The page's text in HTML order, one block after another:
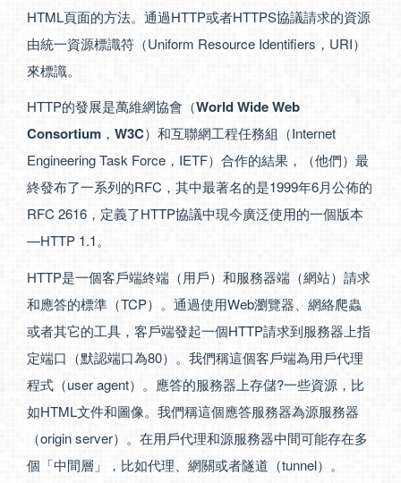
HTML頁面的方法。通過HTTP或者HTTPS協議請求的資源
由統一資源標識符（Uniform Resource Identifiers，URI）
來標識。
HTTP的發展是萬維網協會（World Wide Web
Consortium ， W3C）和互聯網工程任務組（Internet
Engineering Task Force，IETF）合作的結果，（他們）最
終發布了一系列的RFC，其中最著名的是1999年6月公佈的
RFC 2616，定義了HTTP協議中現今廣泛使用的一個版本
—HTTP 1.1。
HTTP是一個客戶端終端（用戶）和服務器端（網站）請求
和應答的標準（TCP）。通過使用Web瀏覽器、網絡爬蟲
或者其它的工具，客戶端發起一個HTTP請求到服務器上指
定端口（默認端口為80）。我們稱這個客戶端為用戶代理
程式（user agent）。應答的服務器上存儲?一些資源，比
如HTML文件和圖像。我們稱這個應答服務器為源服務器
（origin server）。在用戶代理和源服務器中間可能存在多
個「中間層」，比如代理、網關或者隧道（tunnel）。